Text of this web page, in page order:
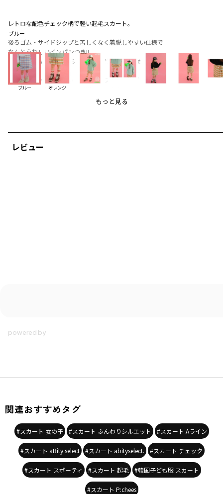
ブルー
ブルー オレンジ
レビュー
レトロな配色チェック柄で軽い起毛スカート。
後ろゴム・サイドジップと苦しくなく着脱しやすい仕様で
なんとうれしいインパンつき!!
ぴたっとしないAラインシルエットで動きやすさも◎
両サイドポケットに裾のレタリングプリントなど
大満足なこだわりポイントが揃っています:>
＿＿＿＿＿
カラー
もっと見る
関連おすすめタグ
#スカート 女の子 #スカート ふんわりシルエット #スカート Aライン
#スカート aBity select #スカート abityselect. #スカート チェック
#スカート スポーティ #スカート 起毛 #韓国子ども服 スカート
#スカート P:chees